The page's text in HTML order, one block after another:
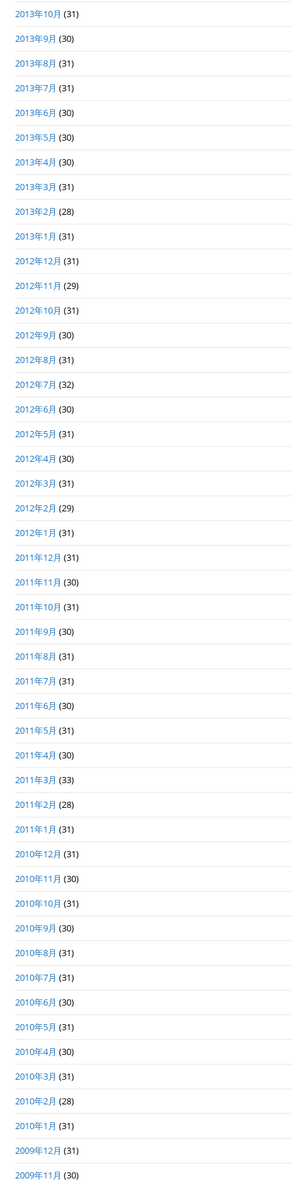
2013年10月 (31)
2013年9月 (30)
2013年8月 (31)
2013年7月 (31)
2013年6月 (30)
2013年5月 (30)
2013年4月 (30)
2013年3月 (31)
2013年2月 (28)
2013年1月 (31)
2012年12月 (31)
2012年11月 (29)
2012年10月 (31)
2012年9月 (30)
2012年8月 (31)
2012年7月 (32)
2012年6月 (30)
2012年5月 (31)
2012年4月 (30)
2012年3月 (31)
2012年2月 (29)
2012年1月 (31)
2011年12月 (31)
2011年11月 (30)
2011年10月 (31)
2011年9月 (30)
2011年8月 (31)
2011年7月 (31)
2011年6月 (30)
2011年5月 (31)
2011年4月 (30)
2011年3月 (33)
2011年2月 (28)
2011年1月 (31)
2010年12月 (31)
2010年11月 (30)
2010年10月 (31)
2010年9月 (30)
2010年8月 (31)
2010年7月 (31)
2010年6月 (30)
2010年5月 (31)
2010年4月 (30)
2010年3月 (31)
2010年2月 (28)
2010年1月 (31)
2009年12月 (31)
2009年11月 (30)